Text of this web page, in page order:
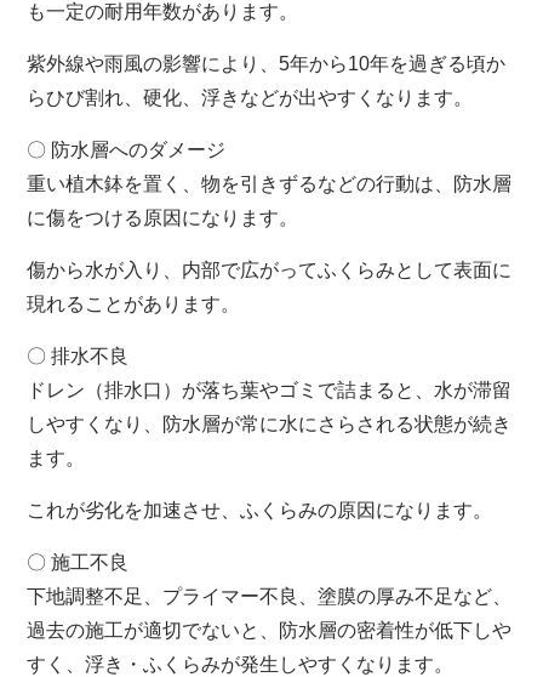
も一定の耐用年数があります。
紫外線や雨風の影響により、5年から10年を過ぎる頃か
らひび割れ、硬化、浮きなどが出やすくなります。
〇 防水層へのダメージ
重い植木鉢を置く、物を引きずるなどの行動は、防水層
に傷をつける原因になります。
傷から水が入り、内部で広がってふくらみとして表面に
現れることがあります。
〇 排水不良
ドレン（排水口）が落ち葉やゴミで詰まると、水が滞留
しやすくなり、防水層が常に水にさらされる状態が続き
ます。
これが劣化を加速させ、ふくらみの原因になります。
〇 施工不良
下地調整不足、プライマー不良、塗膜の厚み不足など、
過去の施工が適切でないと、防水層の密着性が低下しや
すく、浮き・ふくらみが発生しやすくなります。